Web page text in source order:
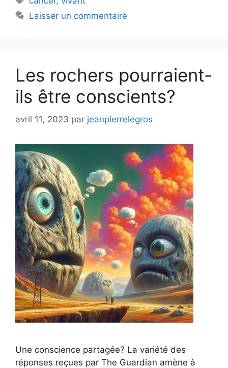
Laisser un commentaire
Les rochers pourraient-
ils être conscients?
avril 11, 2023 par jeanpierrelegros
Une conscience partagée? La variété des
réponses reçues par The Guardian amène à